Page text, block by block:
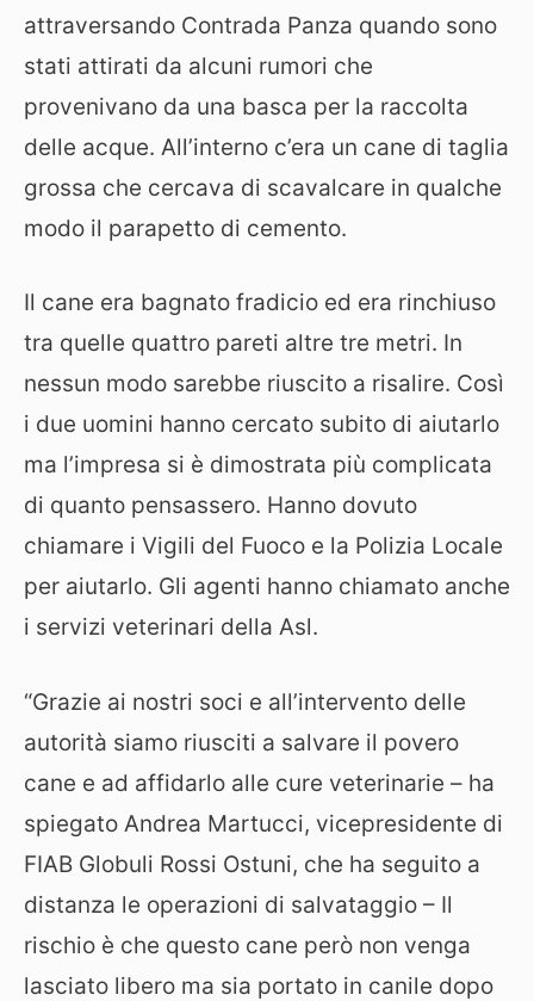
attraversando Contrada Panza quando sono
stati attirati da alcuni rumori che
provenivano da una basca per la raccolta
delle acque. All’interno c’era un cane di taglia
grossa che cercava di scavalcare in qualche
modo il parapetto di cemento.
Il cane era bagnato fradicio ed era rinchiuso
tra quelle quattro pareti altre tre metri. In
nessun modo sarebbe riuscito a risalire. Così
i due uomini hanno cercato subito di aiutarlo
ma l’impresa si è dimostrata più complicata
di quanto pensassero. Hanno dovuto
chiamare i Vigili del Fuoco e la Polizia Locale
per aiutarlo. Gli agenti hanno chiamato anche
i servizi veterinari della Asl.
“Grazie ai nostri soci e all’intervento delle
autorità siamo riusciti a salvare il povero
cane e ad affidarlo alle cure veterinarie – ha
spiegato Andrea Martucci, vicepresidente di
FIAB Globuli Rossi Ostuni, che ha seguito a
distanza le operazioni di salvataggio – Il
rischio è che questo cane però non venga
lasciato libero ma sia portato in canile dopo